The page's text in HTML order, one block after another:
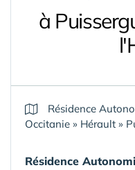
à
Résidence
Occitanie » Hérault »
Résidence